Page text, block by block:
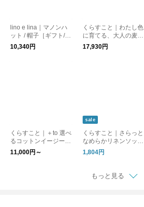
lino e lina｜マノンハ
ット / 帽子［ギフト/贈
り物/UVケア/紫外線対
策］
10,340円
くらすこと｜わたし色
に育てる、大人の麦わ
ら［帽子/ハット/UVケ
ア/紫外線対策/ギフト/
17,930円
くらすこと｜＋to 選べ
るコットンイージーパ
ンツ
11,000円～
sale
くらすこと｜さらっと
なめらかリネンソック
ス［ギフト/贈り物］
1,804円
もっと見る